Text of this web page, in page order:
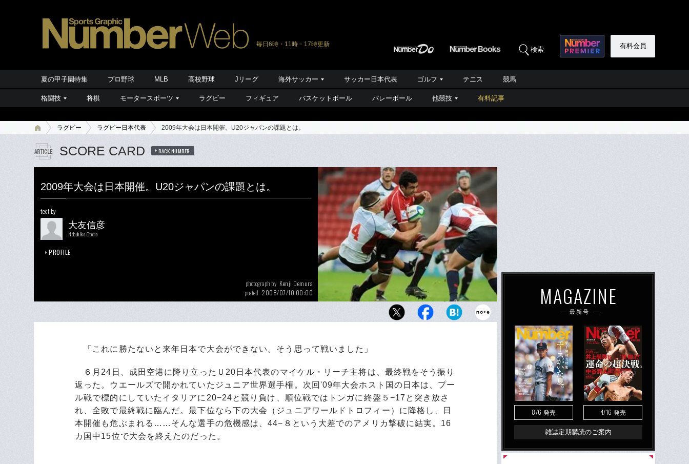
毎日6時・11時・17時更新
検索 有料会員
夏の甲子園特集 プロ野球 MLB 高校野球 Jリーグ 海外サッカー サッカー日本代表 ゴルフ テニス 競馬
格闘技 将棋 モータースポーツ ラグビー フィギュア バスケットボール バレーボール 他競技 有料記事
ラグビー ラグビー日本代表 2009年大会は日本開催。U20ジャパンの課題とは。
SCORE CARD BACK NUMBER
2009年大会は日本開催。U20ジャパンの課題とは。
text by
大友信彦
Nobuhiko Otomo
PROFILE
photograph by Kenji Demura
posted 2008/07/10 00:00
「これに勝たないと来年日本で大会ができない。そう思って戦いました」
６月24日、成田空港に降り立ったＵ20日本代表のマイケル・リーチ主将は、最終戦をそう振り
返った。ウエールズで開かれていたジュニア世界選手権。次回'09年大会ホスト国の日本は、プー
ル戦で標的にしていたイタリアに20−24と競り負け、順位戦ではトンガに終盤５−17と突き放さ
れ、全敗で最終戦に臨んだ。最下位なら下の大会（ジュニアワールドトロフィー）に降格し、日
本開催も危ぶまれる……そんな選手の危機感は、44−８という大差でのアメリカ撃破に結実。16
カ国中15位で大会を終えたのだった。
MAGAZINE
最新号
8/6 発売 4/16 発売
雑誌定期購読のご案内